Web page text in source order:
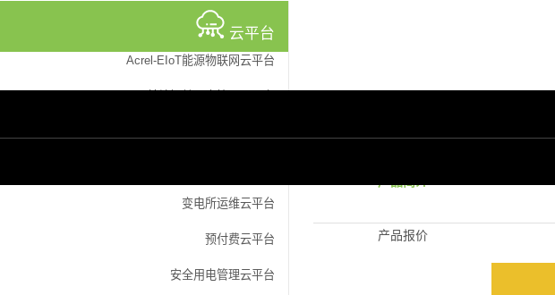
云平台
Acrel-EIoT能源物联网云平台
变电所运维云平台
预付费云平台
安全用电管理云平台
产品简介
产品报价